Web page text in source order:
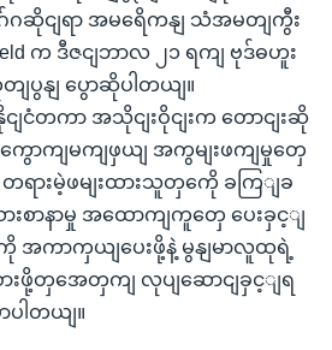
ဂဆိုငျရာ အမရေိကနျ သံအမတျကွီး
က ဒီဇငျဘာလ ၂၁ ရကျ ဗုဒ်ဓဟူး
ပွနျ ပွောဆိုပါတယျ။
ျငံတကာ အသိုငျးဝိုငျးက တောငျးဆို
ောကျမကျဖှယျ အကွမျးဖကျမှုတှေ
တရားမဲ့ဖမျးထားသူတှကေို ခကြျခ
းစာနာမှု အထောကျကူတှေ ပေးခှင့ျ
အကာကှယျပေးဖို့နဲ့ မွနျမာလူထုရဲ့
းဖို့တှအေတှကျ လုပျဆောငျခှင့ျရ
ပါတယျ။